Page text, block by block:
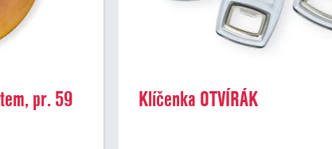
pr. 59
Klíčenka OTVÍRÁK